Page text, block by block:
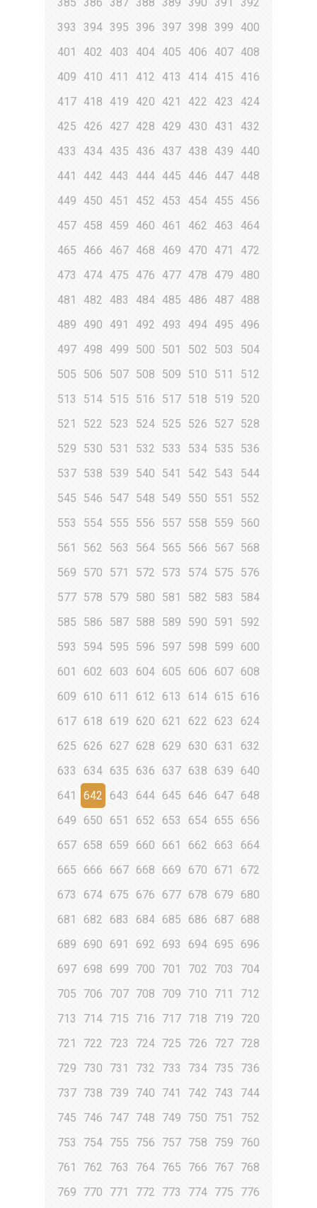
393
394 395 396 397 398 399
400
401
402 403 404 405 406 407 408
409
410 411 412 413 414 415
416
417 418 419 420 421 422 423
424
425
426 427 428 429 430 431
432
433
434 435 436 437 438 439
440
441
442 443 444 445 446 447 448
449
450 451 452 453 454 455
456
457 458 459 460 461 462 463
464
465
466 467 468 469 470 471
472
473
474 475 476 477 478 479
480
481
482 483 484 485 486 487 488
489
490 491 492 493 494 495
496
497 498 499 500 501 502 503
504
505
506 507 508 509 510 511
512
513
514 515 516 517 518 519
520
521
522 523 524 525 526 527 528
529
530 531 532 533 534 535
536
537 538 539 540 541 542 543
544
545
546 547 548 549 550 551
552
553
554 555 556 557 558 559
560
561
562 563 564 565 566 567 568
569
570 571 572 573 574 575
576
577 578 579 580 581 582 583
584
585
586 587 588 589 590 591
592
593
594 595 596 597 598 599
600
601
602 603 604 605 606 607 608
609
610 611 612 613 614 615
616
617 618 619 620 621 622 623
624
625
626 627 628 629 630 631
632
633
634 635 636 637 638 639 640
641
642 643 644 645 646 647 648
649
650 651 652 653 654 655 656
657 658 659 660 661 662 663
664
665
666 667 668 669 670 671
672
673
674 675 676 677 678 679
680
681
682 683 684 685 686 687 688
689
690 691 692 693 694 695
696
697 698 699 700 701 702 703
704
705
706 707 708 709 710 711
712
713
714 715 716 717 718 719
720
721
722 723 724 725 726 727 728
729
730 731 732 733 734 735
736
737 738 739 740 741 742 743
744
745
746 747 748 749 750 751
752
753
754 755 756 757 758 759
760
761
762 763 764 765 766 767 768
769
770 771 772 773 774 775
776